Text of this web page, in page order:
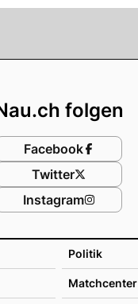
Politik
Matchcenter
folgen
Facebook
Twitter
Instagram